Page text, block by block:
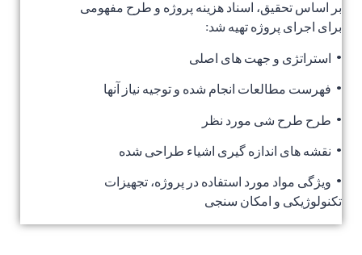
بر اساس تحقیق، اسناد هزینه پروژه و طرح مفهومی
برای اجرای پروژه تهیه شد:
• استراتژی و جهت های اصلی
• فهرست مطالعات انجام شده و توجیه نیاز آنها
• طرح طرح شی مورد نظر
• نقشه های اندازه گیری اشیاء طراحی شده
• ویژگی مواد مورد استفاده در پروژه، تجهیزات
تکنولوژیکی و امکان سنجی